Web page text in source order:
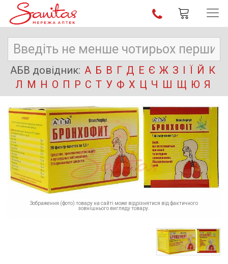
АБВ довідник: А Б В Г Д Е Є Ж З І Ї Й К
Л М Н О П Р С Т У Ф Х Ц Ч Ш Щ Ю Я
Зображення (фото) товару на сайті може відрізнятися від фактичного
зовнішнього вигляду товару.